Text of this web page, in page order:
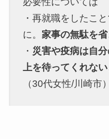
・再就職をしたこ
に。 家事の無駄を
・ 災害や疫病は自
上を待ってくれない
（30代女性/川崎市）